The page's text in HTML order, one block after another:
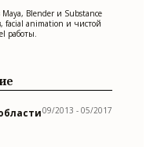
Blender и Substance
facial animation и чистой
работы.
09/2013 - 05/2017